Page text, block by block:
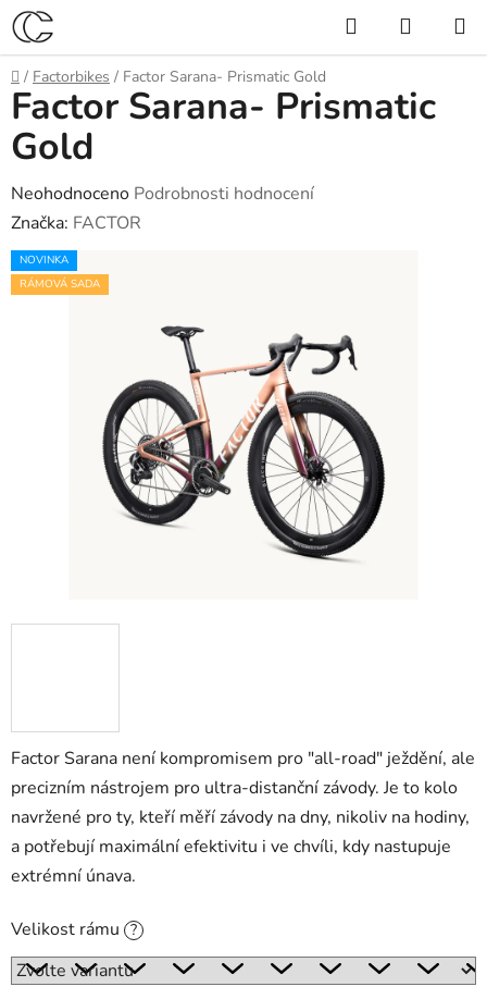
Přejít
na
obsah
Hledat
KOŠÍK
Domů
/ Factorbikes / Factor Sarana- Prismatic Gold
Factor Sarana není kompromisem pro "all-road" ježdění, ale
precizním nástrojem pro ultra-distanční závody. Je to kolo
navržené pro ty, kteří měří závody na dny, nikoliv na hodiny,
a potřebují maximální efektivitu i ve chvíli, kdy nastupuje
extrémní únava.
Velikost rámu ?
Factor Sarana- Prismatic
Gold
Průměrné
hodnocení
produktu
je
Neohodnoceno Podrobnosti hodnocení
Značka: FACTOR
NOVINKA
RÁMOVÁ SADA